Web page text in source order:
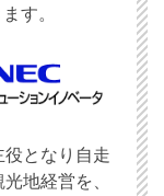
す。
役となり自走
地経営を、